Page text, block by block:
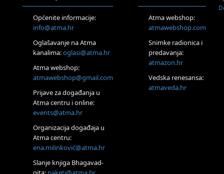
Tečaj Višeg Vodstva, razvijanja intuicije i Akaša zapisa
Online
Postanite Nositelj Vibracije Nove Zemlje
Visoko
Alemka Dauskardt – Jednodnevna radionica sistemskih
konstelacija
Zagreb
HOD PO ŽERAVICI – Seminar koji mijenja tijelo, duh i um
SoulFest – Festival glazbe, mudrosti i zajedništva
Zagreb
Access BARS® edukacija otpusti stres
Općenite informacije:
info@atma.hr
Oglašavanje na Atma
kanalima:oglasi@atma.hr
Atma webshop:
atmawebshop@gmail.com
Prijave za događanja u
Atma centru i online:
events@atma.hr
Organizacija događaja u
Atma centru:
ena.milinković@atma.hr
Slanje knjiga Bhagavad-
Atma webshop:
atmawebshop.com
Snimke radionica i
predavanja:
atmazon.hr
Vedska renesansa:
atmaveda.hr